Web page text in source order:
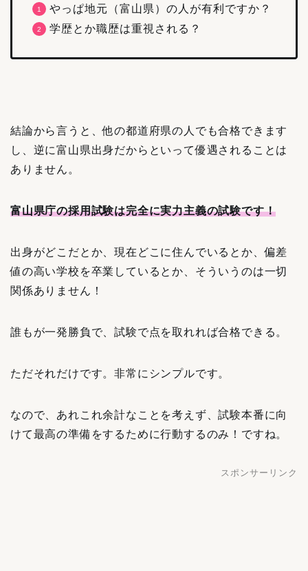
やっぱ地元（富山県）の人が有利ですか？
学歴とか職歴は重視される？
結論から言うと、他の都道府県の人でも合格できます
し、逆に富山県出身だからといって優遇されることは
ありません。
富山県庁の採用試験は完全に実力主義の試験です！
出身がどこだとか、現在どこに住んでいるとか、偏差
値の高い学校を卒業しているとか、そういうのは一切
関係ありません！
誰もが一発勝負で、試験で点を取れれば合格できる。
ただそれだけです。非常にシンプルです。
なので、あれこれ余計なことを考えず、試験本番に向
けて最高の準備をするために行動するのみ！ですね。
スポンサーリンク